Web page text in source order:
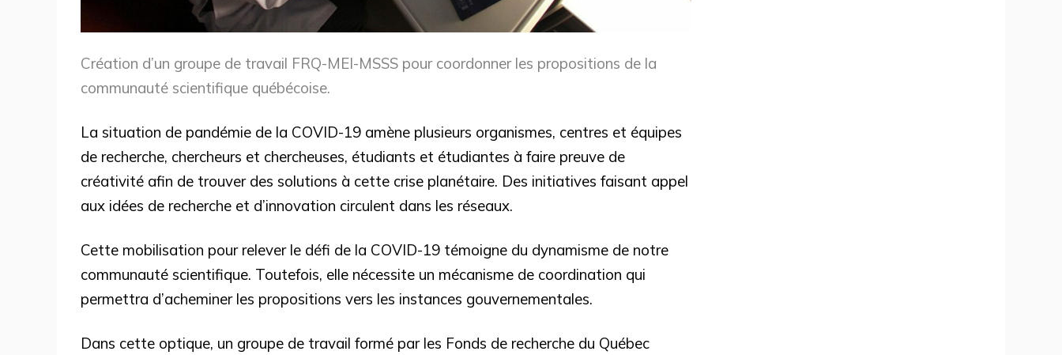
Création d’un groupe de travail FRQ-MEI-MSSS pour coordonner les propositions de la
communauté scientifique québécoise.
La situation de pandémie de la COVID-19 amène plusieurs organismes, centres et équipes
de recherche, chercheurs et chercheuses, étudiants et étudiantes à faire preuve de
créativité afin de trouver des solutions à cette crise planétaire. Des initiatives faisant appel
aux idées de recherche et d’innovation circulent dans les réseaux.
Cette mobilisation pour relever le défi de la COVID-19 témoigne du dynamisme de notre
communauté scientifique. Toutefois, elle nécessite un mécanisme de coordination qui
permettra d’acheminer les propositions vers les instances gouvernementales.
Dans cette optique, un groupe de travail formé par les Fonds de recherche du Québec